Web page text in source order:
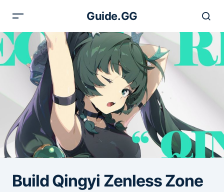
Guide.GG
Build Qingyi Zenless Zone